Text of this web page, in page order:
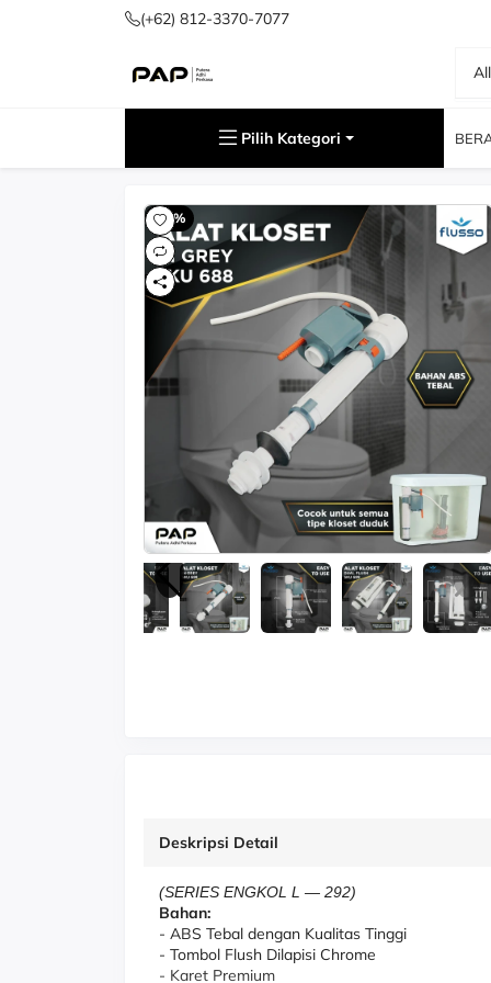
(+62) 812-3370-7077
Pilih Kategori
-60%
Deskripsi Detail
(SERIES ENGKOL L — 292)
Bahan:
- ABS Tebal dengan Kualitas Tinggi
- Tombol Flush Dilapisi Chrome
- Karet Premium